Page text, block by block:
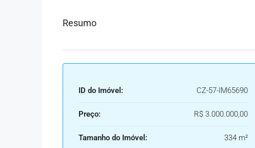
Resumo
ID do Imóvel: CZ-57-IM65690
Preço: R$ 3.000.000,00
Tamanho do Imóvel: 334 m²